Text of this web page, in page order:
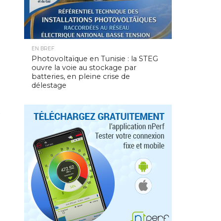
EN BREF
Photovoltaïque en Tunisie : la STEG
ouvre la voie au stockage par
batteries, en pleine crise de
délestage